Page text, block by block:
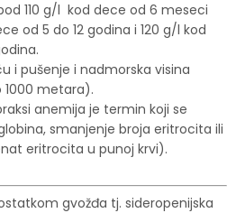
110 g/l kod dece od 6 meseci
od 5 do 12 godina i 120 g/l kod
i pušenje i nadmorska visina
metara).
anemija je termin koji se
smanjenje broja eritrocita ili
eritrocita u punoj krvi).
gvožđa tj. sideropenijska